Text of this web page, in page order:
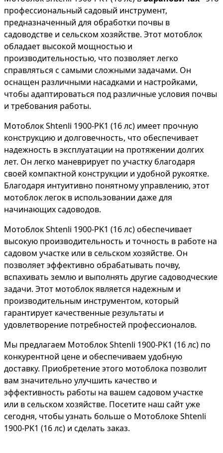
профессиональный садовый инструмент,
предназначенный для обработки почвы в
садоводстве и сельском хозяйстве. Этот мотоблок
обладает высокой мощностью и
производительностью, что позволяет легко
справляться с самыми сложными задачами. Он
оснащен различными насадками и настройками,
чтобы адаптироваться под различные условия почвы
и требования работы.
Мотоблок Shtenli 1900-PK1 (16 лс) имеет прочную
конструкцию и долговечность, что обеспечивает
надежность в эксплуатации на протяжении долгих
лет. Он легко маневрирует по участку благодаря
своей компактной конструкции и удобной рукоятке.
Благодаря интуитивно понятному управлению, этот
мотоблок легок в использовании даже для
начинающих садоводов.
Мотоблок Shtenli 1900-PK1 (16 лс) обеспечивает
высокую производительность и точность в работе на
садовом участке или в сельском хозяйстве. Он
позволяет эффективно обрабатывать почву,
вспахивать землю и выполнять другие садоводческие
задачи. Этот мотоблок является надежным и
производительным инструментом, который
гарантирует качественные результаты и
удовлетворение потребностей профессионалов.
Мы предлагаем Мотоблок Shtenli 1900-PK1 (16 лс) по
конкурентной цене и обеспечиваем удобную
доставку. Приобретение этого мотоблока позволит
вам значительно улучшить качество и
эффективность работы на вашем садовом участке
или в сельском хозяйстве. Посетите наш сайт уже
сегодня, чтобы узнать больше о Мотоблоке Shtenli
1900-PK1 (16 лс) и сделать заказ.